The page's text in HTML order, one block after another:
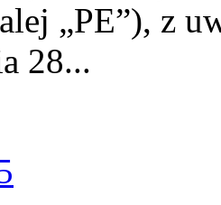
„PE”), z
28...